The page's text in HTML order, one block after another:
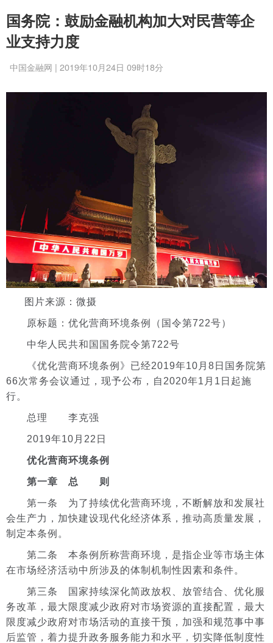
国务院：鼓励金融机构加大对民营等企
业支持力度
中国金融网 | 2019年10月24日 09时18分
图片来源：微摄
原标题：优化营商环境条例（国令第722号）
中华人民共和国国务院令第722号
《优化营商环境条例》已经2019年10月8日国务院第
66次常务会议通过，现予公布，自2020年1月1日起施
行。
总理 李克强
2019年10月22日
优化营商环境条例
第一章 总 则
第一条 为了持续优化营商环境，不断解放和发展社
会生产力，加快建设现代化经济体系，推动高质量发展，
制定本条例。
第二条 本条例所称营商环境，是指企业等市场主体
在市场经济活动中所涉及的体制机制性因素和条件。
第三条 国家持续深化简政放权、放管结合、优化服
务改革，最大限度减少政府对市场资源的直接配置，最大
限度减少政府对市场活动的直接干预，加强和规范事中事
后监管，着力提升政务服务能力和水平，切实降低制度性